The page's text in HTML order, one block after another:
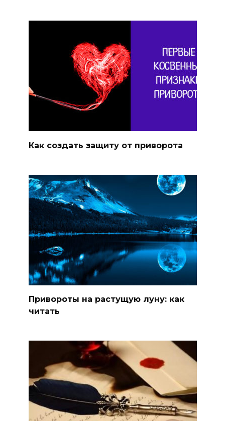
Как создать защиту от приворота
Привороты на растущую луну: как
читать